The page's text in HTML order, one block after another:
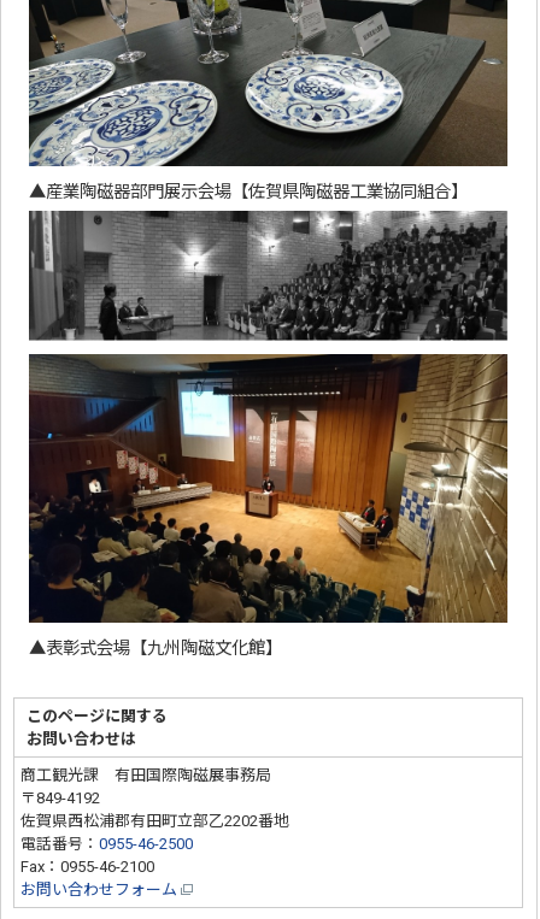
▲産業陶磁器部門展示会場【佐賀県陶磁器工業協同組合】
▲表彰式会場【九州陶磁文化館】
このページに関する
お問い合わせは
商工観光課 有田国際陶磁展事務局
〒849-4192
佐賀県西松浦郡有田町立部乙2202番地
電話番号：0955-46-2500
Fax：0955-46-2100
お問い合わせフォーム